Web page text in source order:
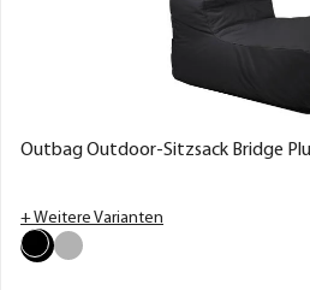
Outbag Outdoor-Sitzsack Bridge
+ Weitere Varianten